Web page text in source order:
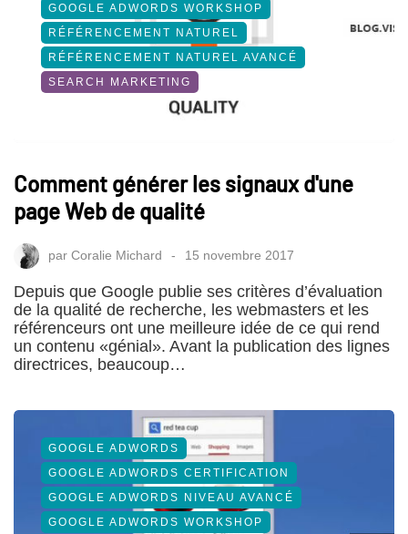
GOOGLE ADWORDS WORKSHOP
RÉFÉRENCEMENT NATUREL
RÉFÉRENCEMENT NATUREL AVANCÉ
SEARCH MARKETING
Comment générer les signaux d'une
page Web de qualité
par Coralie Michard 15 novembre 2017
Depuis que Google publie ses critères d’évaluation
de la qualité de recherche, les webmasters et les
référenceurs ont une meilleure idée de ce qui rend
un contenu «génial». Avant la publication des lignes
directrices, beaucoup…
GOOGLE ADWORDS
GOOGLE ADWORDS CERTIFICATION
GOOGLE ADWORDS NIVEAU AVANCÉ
GOOGLE ADWORDS WORKSHOP